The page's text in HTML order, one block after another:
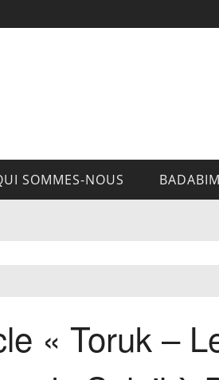
SOMMES-NOUS
« Toruk –